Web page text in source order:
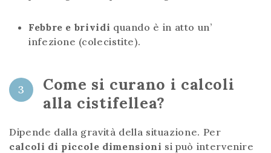
Febbre e brividi quando è in atto un’
infezione (colecistite).
3
Come si curano i calcoli
alla cistifellea?
Dipende dalla gravità della situazione. Per
calcoli di piccole dimensioni si può intervenire